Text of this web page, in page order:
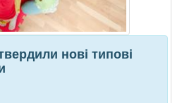
нові типові